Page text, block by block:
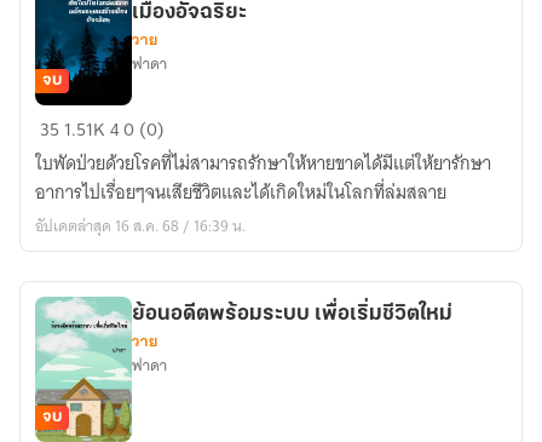
พร้อม
กับ
มิติ
พิเศษ
เกิด
ใหม่
ใน
โลก
ล่ม
พร้อม
ระบบ
สร้าง
เมือง
อัจฉริยะ
จบ
เมืองอัจฉริยะ
วาย
ฟาดา
35 1.51K40 (0)
ใบพัดป่วยด้วยโรคที่ไม่สามารถรักษาให้หายขาดได้มีแต่ให้ยารักษา
อาการไปเรื่อยๆจนเสียชีวิตและได้เกิดใหม่ในโลกที่ล่มสลาย
อัปเดตล่าสุด 16 ส.ค. 68 / 16:39 น.
จบ
ย้อนอดีตพร้อมระบบ เพื่อเริ่มชีวิตใหม่
วาย
ฟาดา